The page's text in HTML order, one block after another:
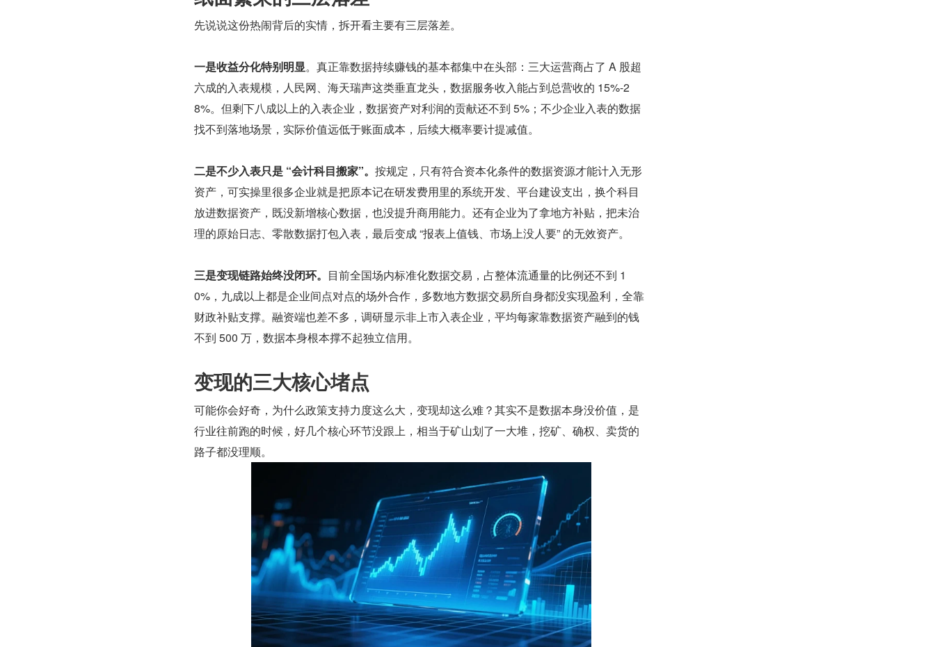
先说说这份热闹背后的实情，拆开看主要有三层落差。
一是收益分化特别明显。真正靠数据持续赚钱的基本都集中在头部：三大运营商占了 A 股超
六成的入表规模，人民网、海天瑞声这类垂直龙头，数据服务收入能占到总营收的 15%-2
8%。但剩下八成以上的入表企业，数据资产对利润的贡献还不到 5%；不少企业入表的数据
找不到落地场景，实际价值远低于账面成本，后续大概率要计提减值。
二是不少入表只是 “会计科目搬家”。 按规定，只有符合资本化条件的数据资源才能计入无形
资产，可实操里很多企业就是把原本记在研发费用里的系统开发、平台建设支出，换个科目
放进数据资产，既没新增核心数据，也没提升商用能力。还有企业为了拿地方补贴，把未治
理的原始日志、零散数据打包入表，最后变成 “报表上值钱、市场上没人要” 的无效资产。
三是变现链路始终没闭环。 目前全国场内标准化数据交易，占整体流通量的比例还不到 1
0%，九成以上都是企业间点对点的场外合作，多数地方数据交易所自身都没实现盈利，全靠
财政补贴支撑。融资端也差不多，调研显示非上市入表企业，平均每家靠数据资产融到的钱
不到 500 万，数据本身根本撑不起独立信用。
变现的三大核心堵点
可能你会好奇，为什么政策支持力度这么大，变现却这么难？其实不是数据本身没价值，是
行业往前跑的时候，好几个核心环节没跟上，相当于矿山划了一大堆，挖矿、确权、卖货的
路子都没理顺。